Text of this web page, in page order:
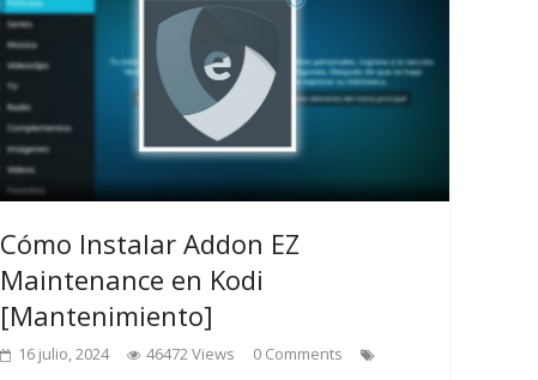
Cómo Instalar Addon EZ
Maintenance en Kodi
[Mantenimiento]
16 julio, 2024 46472 Views
0 Comments